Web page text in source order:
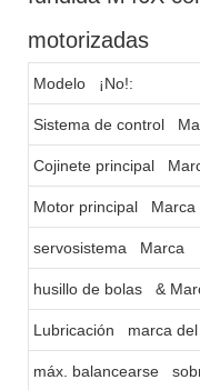
motorizadas
Modelo ¡No!:
Sistema de control
Cojinete principal
Motor principal Marca
servosistema Marca
husillo de bolas &
Lubricación marca del
máx. balancearse